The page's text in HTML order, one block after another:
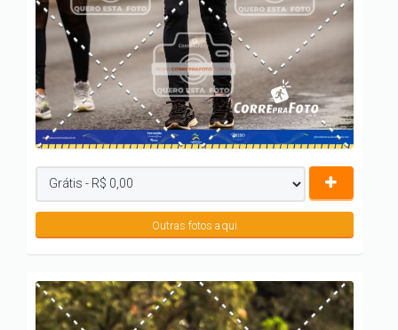
Outras fotos aqui